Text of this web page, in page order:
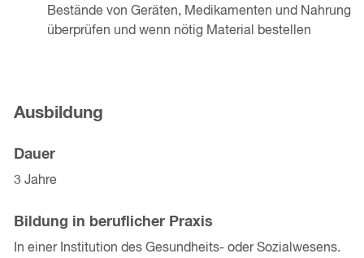
Bestände von Geräten, Medikamenten und Nahrung
überprüfen und wenn nötig Material bestellen
Ausbildung
Dauer
3 Jahre
Bildung in beruflicher Praxis
In einer Institution des Gesundheits- oder Sozialwesens.